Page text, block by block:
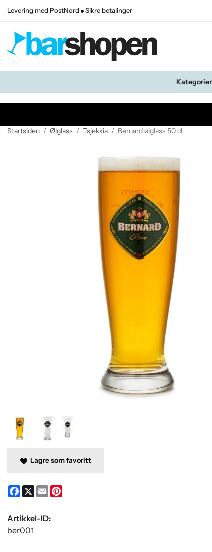
Levering med PostNord Sikre betalinger
Kategorier
Startsiden / Ølglass / Tsjekkia / Bernard ølglass 50 cl
Lagre som favoritt
Facebook
X Email
Artikkel-ID:
ber001